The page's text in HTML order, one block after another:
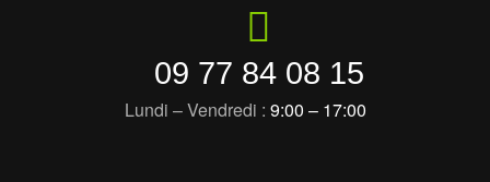
09 77 84 08 15
Lundi – Vendredi : 9:00 – 17:00